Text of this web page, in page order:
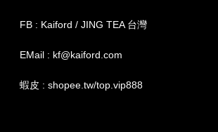
FB : Kaiford / JING TEA 台灣
EMail : kf@kaiford.com
蝦皮 : shopee.tw/top.vip888